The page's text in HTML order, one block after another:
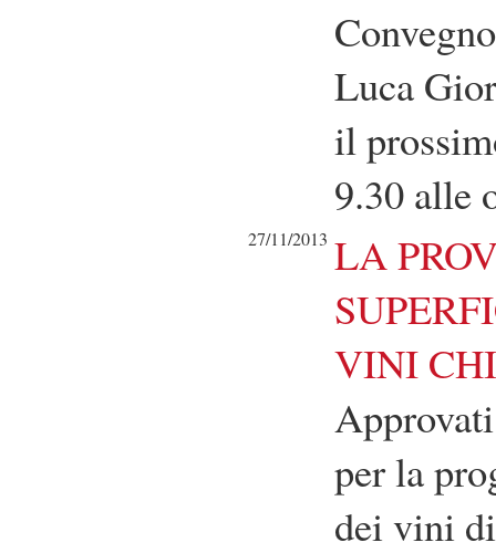
Luca
il
9.30 alle
27/11/2013 LA
VINI
per la
dei vini